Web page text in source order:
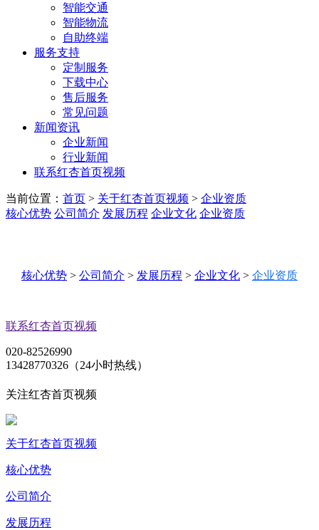
智能交通
智能物流
自助终端
服务支持
定制服务
下载中心
售后服务
常见问题
新闻资讯
企业新闻
行业新闻
联系红杏首页视频
当前位置： 首页 > 关于红杏首页视频 > 企业资质
核心优势 公司简介 发展历程 企业文化 企业资质
核心优势 > 公司简介 > 发展历程 > 企业文化 > 企业资质
联系红杏首页视频
020-82526990
13428770326（24小时热线）
关注红杏首页视频
关于红杏首页视频
核心优势
公司简介
发展历程